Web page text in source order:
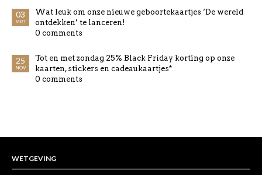
03
MRT
Wat leuk om onze nieuwe geboortekaartjes ‘De wereld
ontdekken’ te lanceren!
0 comments
25
NOV
Tot en met zondag 25% Black Friday korting op onze
kaarten, stickers en cadeaukaartjes*
0 comments
WETGEVING